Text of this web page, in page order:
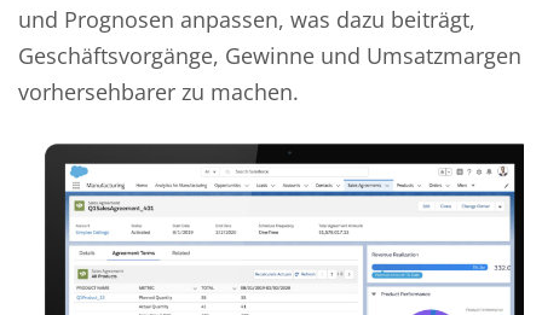
und Prognosen anpassen, was dazu beiträgt,
Geschäftsvorgänge, Gewinne und Umsatzmargen
vorhersehbarer zu machen.